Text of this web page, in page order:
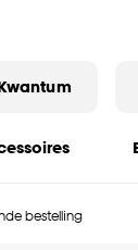
bestelling